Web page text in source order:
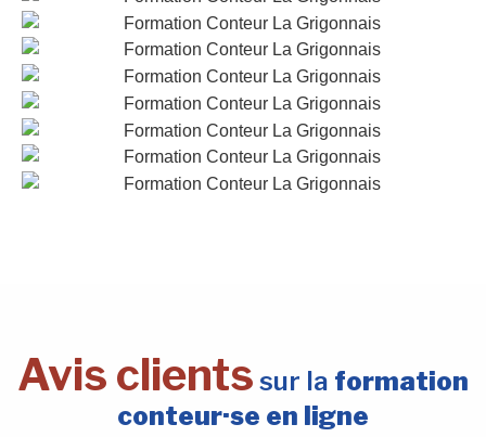
Avis clients sur la formation
conteur·se en ligne